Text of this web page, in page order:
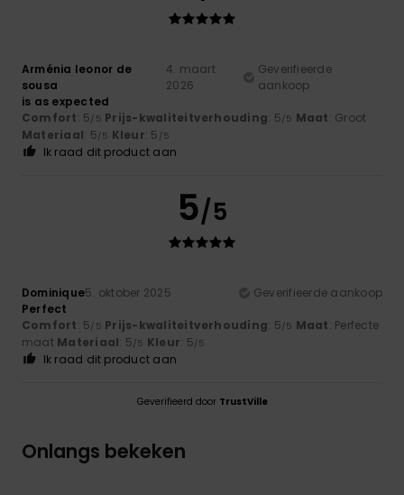
Arménia leonor de
sousa
4. maart
2026
Geverifieerde
aankoop
is as expected
Comfort: 5/5 Prijs-kwaliteitverhouding: 5/5 Maat: Groot
Materiaal: 5/5 Kleur: 5 /5
Ik raad dit product aan
5/5
Dominique5. oktober 2025
Geverifieerde aankoop
Perfect
Comfort: 5/5 Prijs-kwaliteitverhouding: 5/5 Maat: Perfecte
maat Materiaal: 5/5 Kleur: 5/5
Ik raad dit product aan
Geverifieerd door TrustVille
Onlangs bekeken